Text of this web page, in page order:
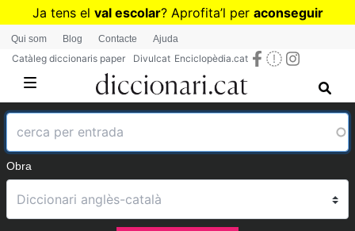
Vés
contingut
Ja tens el val escolar? Aprofita’l per aconseguir
diccionaris per a Primària o Secundària
Qui som Blog Contacte Ajuda
Catàleg diccionaris paper Divulcat Enciclopèdia.cat
Obra